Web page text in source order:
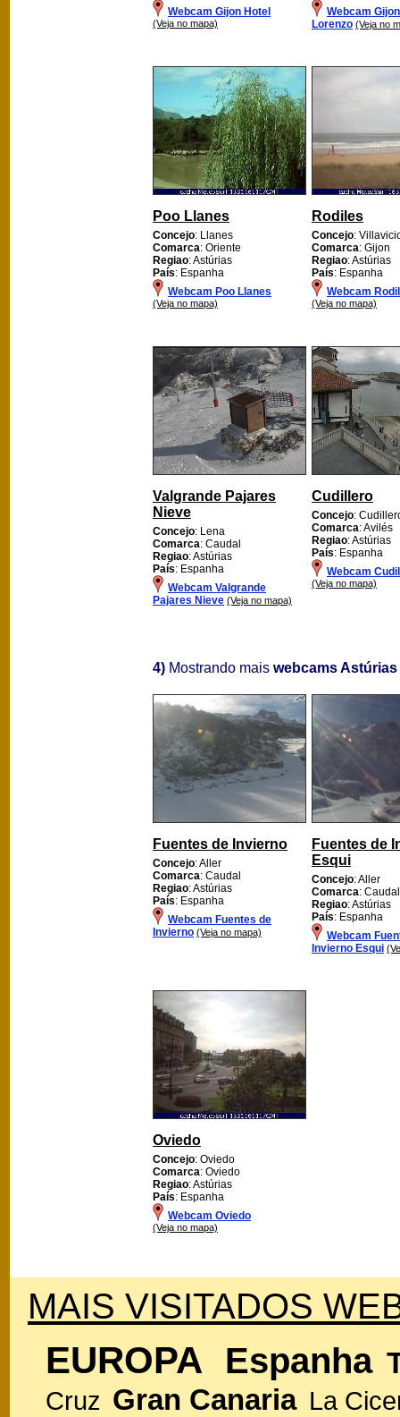
Webcam Gijon Hotel
(Veja no mapa)
Webcam
Lorenzo (Veja no
Poo Llanes
Concejo: Llanes
Comarca: Oriente
Regiao: Astúrias
País: Espanha
Webcam Poo Llanes
(Veja no mapa)
Rodiles
Concejo:
Comarca: Gijon
Regiao: Astúrias
País: Espanha
Webcam
(Veja no mapa)
Valgrande Pajares
Nieve
Concejo: Lena
Comarca: Caudal
Regiao: Astúrias
País: Espanha
Webcam Valgrande
Pajares Nieve (Veja no mapa)
Cudillero
Concejo:
Comarca: Avilés
Regiao: Astúrias
País: Espanha
Webcam
(Veja no mapa)
4) Mostrando mais webcams Astúrias
Fuentes de Invierno
Concejo: Aller
Comarca: Caudal
Regiao: Astúrias
País: Espanha
Webcam Fuentes de
Invierno (Veja no mapa)
Fuentes de
Esqui
Concejo: Aller
Comarca: Caudal
Regiao: Astúrias
País: Espanha
Webcam
Invierno Esqui
Oviedo
Concejo: Oviedo
Comarca: Oviedo
Regiao: Astúrias
País: Espanha
Webcam Oviedo
(Veja no mapa)
MAIS VISITADOS
EUROPA Espanha
Cruz Gran Canaria La